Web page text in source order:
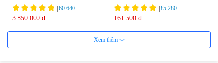
75ml
60.640
3.850.000 đ
85.280
161.500 đ
Xem thêm